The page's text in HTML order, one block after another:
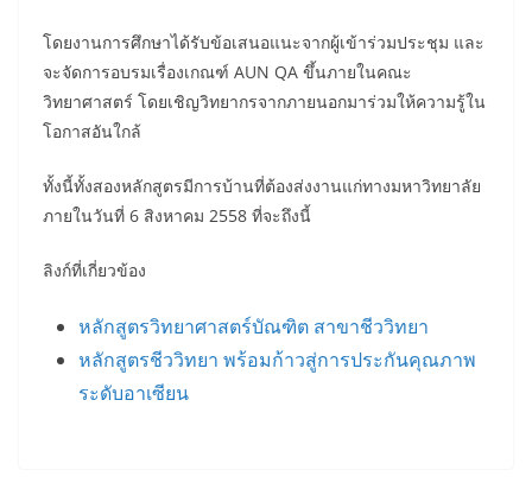
โดยงานการศึกษาได้รับข้อเสนอแนะจากผู้เข้าร่วมประชุม และ
จะจัดการอบรมเรื่องเกณฑ์ AUN QA ขึ้นภายในคณะ
วิทยาศาสตร์ โดยเชิญวิทยากรจากภายนอกมาร่วมให้ความรู้ใน
โอกาสอันใกล้
ทั้งนี้ทั้งสองหลักสูตรมีการบ้านที่ต้องส่งงานแก่ทางมหาวิทยาลัย
ภายในวันที่ 6 สิงหาคม 2558 ที่จะถึงนี้
ลิงก์ที่เกี่ยวข้อง
หลักสูตรวิทยาศาสตร์บัณฑิต สาขาชีววิทยา
หลักสูตรชีววิทยา พร้อมก้าวสู่การประกันคุณภาพ
ระดับอาเซียน